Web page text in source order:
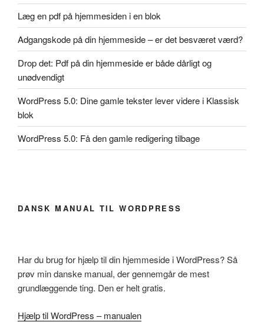
Læg en pdf på hjemmesiden i en blok
Adgangskode på din hjemmeside – er det besværet værd?
Drop det: Pdf på din hjemmeside er både dårligt og
unødvendigt
WordPress 5.0: Dine gamle tekster lever videre i Klassisk
blok
WordPress 5.0: Få den gamle redigering tilbage
DANSK MANUAL TIL WORDPRESS
Har du brug for hjælp til din hjemmeside i WordPress? Så
prøv min danske manual, der gennemgår de mest
grundlæggende ting. Den er helt gratis.
Hjælp til WordPress – manualen